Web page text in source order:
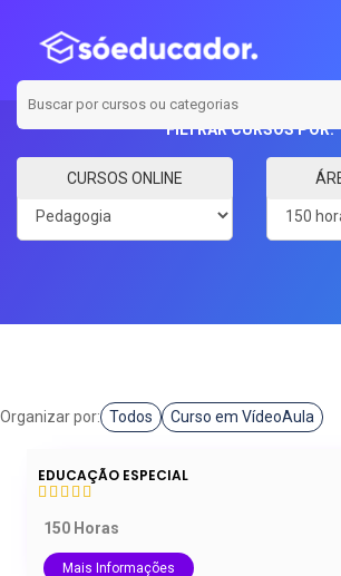
CURSOS ONLINE
FILTRAR CURSOS POR:
Organizar por: Todos Curso em VídeoAula
EDUCAÇÃO ESPECIAL
150 Horas
Mais Informações